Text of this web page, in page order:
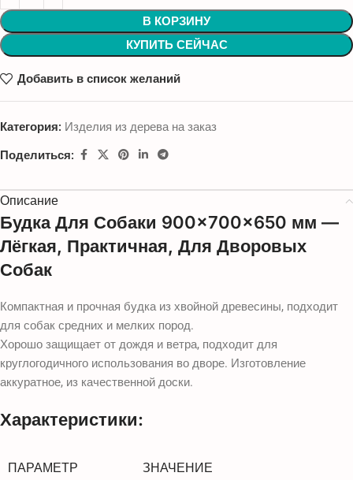
В КОРЗИНУ
КУПИТЬ СЕЙЧАС
Добавить в список желаний
Категория: Изделия из дерева на заказ
Поделиться:
Описание
Будка Для Собаки 900×700×650 мм —
Лёгкая, Практичная, Для Дворовых
Собак
Компактная и прочная будка из хвойной древесины, подходит
для собак средних и мелких пород.
Хорошо защищает от дождя и ветра, подходит для
круглогодичного использования во дворе. Изготовление
аккуратное, из качественной доски.
Характеристики:
ПАРАМЕТР ЗНАЧЕНИЕ